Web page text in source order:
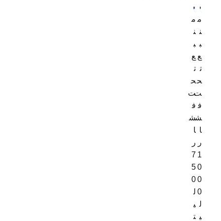
2 م
ن
ب
ع
ت
ح
ت
ف
ش
ا
ر
1
0
0
0
ل
ی
م
ن
ب
ع
ت
ح
ت
ف
ش
ا
ر
7
5
0
ل
ی
ت